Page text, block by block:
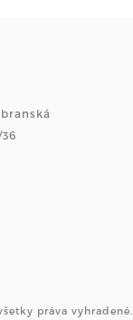
práva vyhradené.